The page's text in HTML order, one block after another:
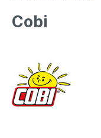
Cobi